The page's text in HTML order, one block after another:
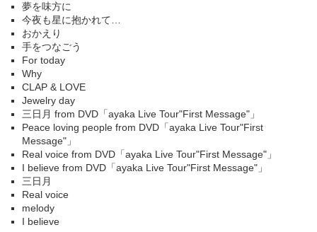
夢を味方に
今夜も星に抱かれて…
おかえり
手をつなごう
For today
Why
CLAP & LOVE
Jewelry day
三日月 from DVD「ayaka Live Tour"First Message"」
Peace loving people from DVD「ayaka Live Tour"First
Message"」
Real voice from DVD「ayaka Live Tour"First Message"」
I believe from DVD「ayaka Live Tour"First Message"」
三日月
Real voice
melody
I believe